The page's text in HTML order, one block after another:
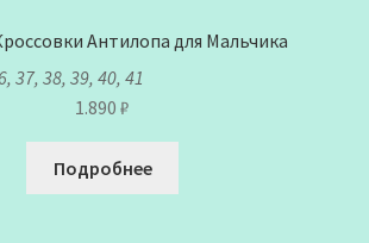
Антилопа для Мальчика
37, 38, 39, 40, 41
1.890 ₽
Подробнее